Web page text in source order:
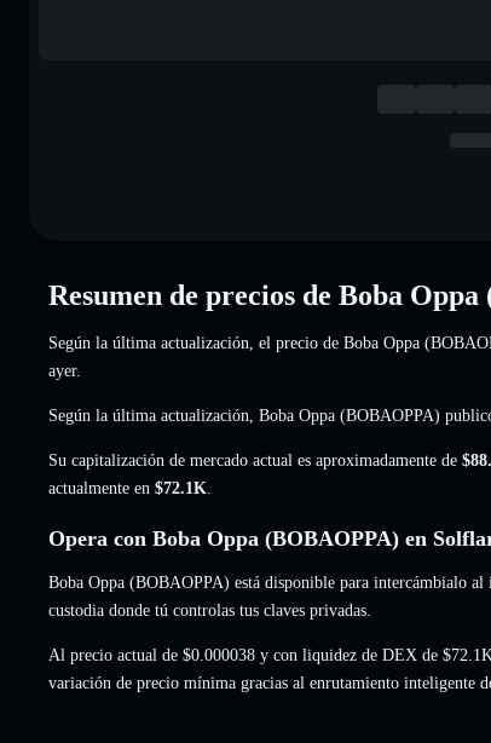
Resumen de precios de Boba
Según la última actualización, el precio de Boba Oppa
ayer.
Según la última actualización, Boba Oppa (BOBAOPPA)
Su capitalización de mercado actual es aproximadamente de
actualmente en $72.1K
Opera con Boba Oppa (BOBAOPPA) en
Boba Oppa (BOBAOPPA) está disponible para intercámbialo
custodia donde tú controlas tus claves privadas.
Al precio actual de $0.000038 y con liquidez de DEX de
variación de precio mínima gracias al enrutamiento inteligente